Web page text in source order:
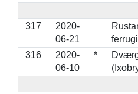
317
2020-
06-21
316
2020-
06-10
*